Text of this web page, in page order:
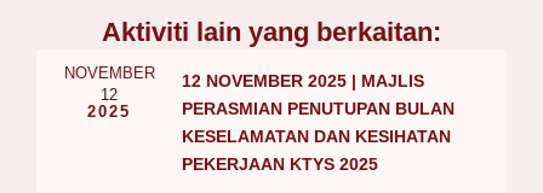
Aktiviti lain yang berkaitan:
NOVEMBER
12
2025
12 NOVEMBER 2025 | MAJLIS
PERASMIAN PENUTUPAN BULAN
KESELAMATAN DAN KESIHATAN
PEKERJAAN KTYS 2025